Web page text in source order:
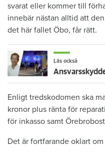
svarat eller kommer till
innebär nästan alltid att
det här fallet Öbo, får rätt.
Läs också
Enligt tredskodomen ska
kronor plus ränta för
för inkasso samt
Det är fortfarande oklart